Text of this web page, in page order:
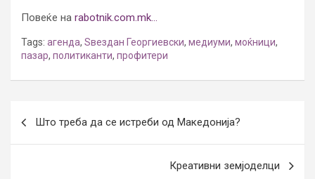
Повеќе на rabotnik.com.mk…
Tags: агенда, Ѕвездан Георгиевски, медиуми, моќници,
пазар, политиканти, профитери
navigation
Што треба да се истреби од Македонија?
Креативни земјоделци